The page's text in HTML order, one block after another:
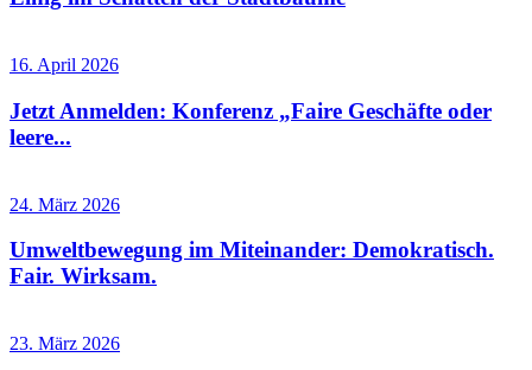
16. April 2026
Jetzt Anmelden: Konferenz „Faire Geschäfte oder
leere...
24. März 2026
Umweltbewegung im Miteinander: Demokratisch.
Fair. Wirksam.
23. März 2026